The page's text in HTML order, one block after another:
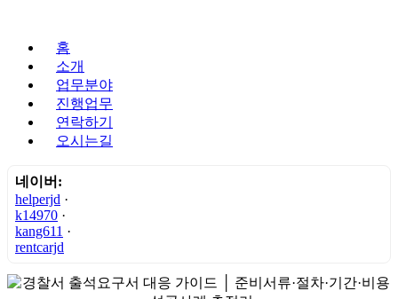
홈
소개
업무분야
진행업무
연락하기
오시는길
네이버:
helperjd ·
k14970 ·
kang611 ·
rentcarjd